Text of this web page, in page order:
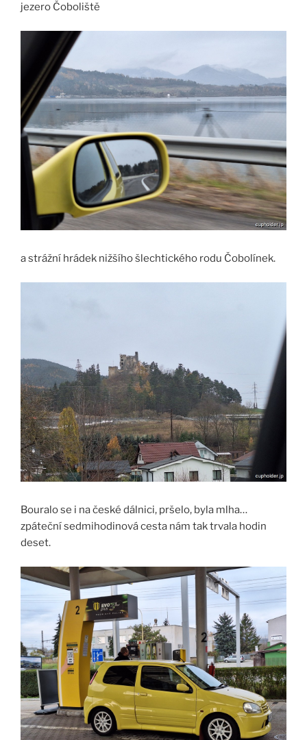
jezero Čoboliště
a strážní hrádek nižšího šlechtického rodu Čobolínek.
Bouralo se i na české dálnici, pršelo, byla mlha…
zpáteční sedmihodinová cesta nám tak trvala hodin
deset.